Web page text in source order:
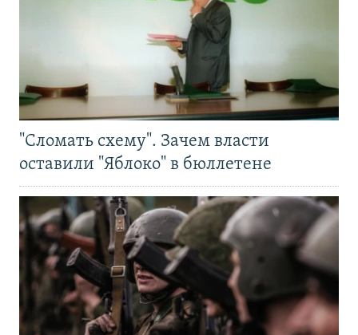
"Сломать схему". Зачем власти
оставили "Яблоко" в бюллетене